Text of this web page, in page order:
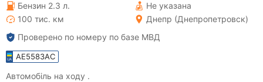
Бензин 2.3 л.
Не указана
100 тис. км
Днепр (Днепропетровск)
Проверено по номеру по базе МВД
AE5583AC
Автомобіль на ходу .